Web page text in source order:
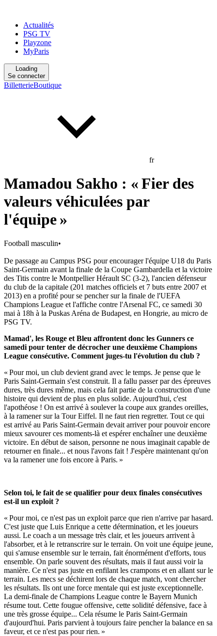
Actualités
PSG TV
Playzone
MyParis
Loading
Se connecter
BilletterieBoutique
fr
Mamadou Sakho : « Fier des
valeurs véhiculées par
l'équipe »
Football masculin•
De passage au Campus PSG pour encourager l'équipe U18 du Paris
Saint-Germain avant la finale de la Coupe Gambardella et la victoire
des Titis contre le Montpellier Hérault SC (3-2), l'ancien défenseur
du club de la capitale (201 matches officiels et 7 buts entre 2007 et
2013) en a profité pour se pencher sur la finale de l'UEFA
Champions League et l'affiche contre l'Arsenal FC, ce samedi 30
mai à 18h à la Puskas Aréna de Budapest, en Hongrie, au micro de
PSG TV.
Mamad', les Rouge et Bleu affrontent donc les Gunners ce
samedi pour tenter de décrocher une deuxième Champions
League consécutive. Comment juges-tu l'évolution du club ?
« Pour moi, un club devient grand avec le temps. Je pense que le
Paris Saint-Germain s'est construit. Il a fallu passer par des épreuves
dures, très dures même, mais cela fait partie de la construction d'une
histoire qui devient de plus en plus solide. Aujourd'hui, c'est
l'apothéose ! On est arrivé à soulever la coupe aux grandes oreilles,
à la ramener sur la Tour Eiffel. Il ne faut rien regretter. Tout ce qui
est arrivé au Paris Saint-Germain devait arriver pour pouvoir encore
mieux savourer ces moments-là et espérer enchaîner une deuxième
victoire. En début de saison, personne ne nous imaginait capable de
retourner en finale... et nous l'avons fait ! J'espère maintenant qu'on
va la ramener une fois encore à Paris. »
Selon toi, le fait de se qualifier pour deux finales consécutives
est-il un exploit ?
« Pour moi, ce n'est pas un exploit parce que rien n'arrive par hasard.
C'est juste que Luis Enrique a cette détermination, et les joueurs
aussi. Le coach a un message très clair, et les joueurs arrivent à
l'absorber, et à le retranscrire sur le terrain. On voit une équipe jeune,
qui s'amuse ensemble sur le terrain, fait énormément d'efforts, tous
ensemble. On parle souvent des résultats, mais il faut aussi voir la
manière. Ce n'est pas juste en enfilant les crampons et en allant sur le
terrain. Les mecs se déchirent lors de chaque match, vont chercher
les résultats. Ils ont une force mentale qui est juste exceptionnelle.
La demi-finale de Champions League contre le Bayern Munich
résume tout. Cette fougue offensive, cette solidité défensive, face à
une très grosse équipe... Cela résume le Paris Saint-Germain
d'aujourd'hui. Paris parvient à toujours faire pencher la balance en sa
faveur, et ce n'est pas pour rien. »